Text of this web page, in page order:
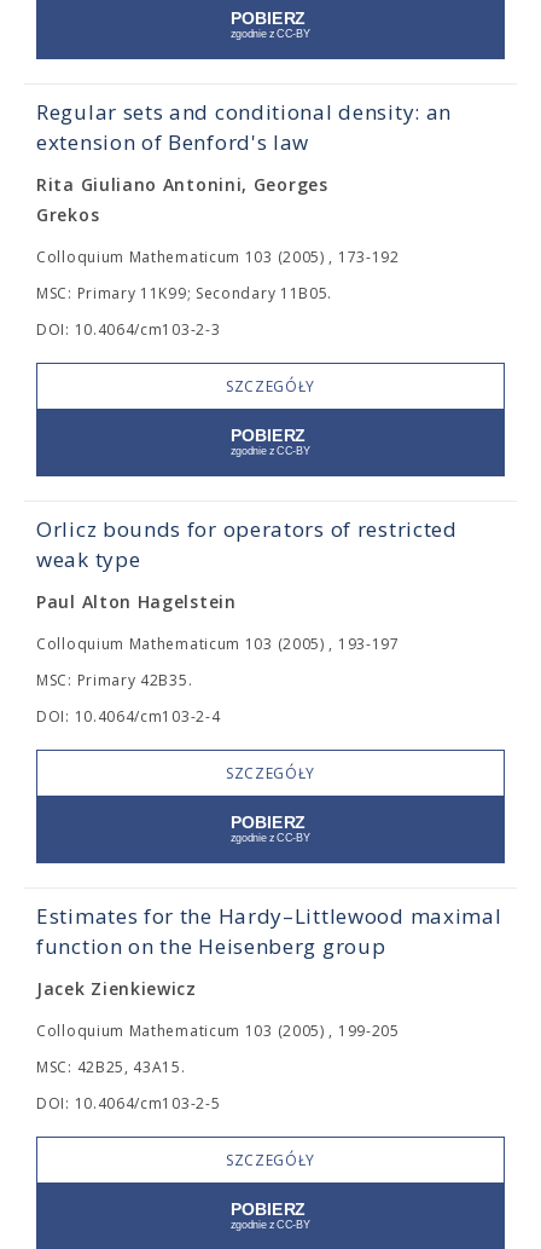
Regular sets and conditional density: an
extension of Benford's law
Rita Giuliano Antonini, Georges
Grekos
Colloquium Mathematicum 103 (2005) , 173-192
MSC: Primary 11K99; Secondary 11B05.
DOI: 10.4064/cm103-2-3
SZCZEGÓŁY
Orlicz bounds for operators of restricted
weak type
Paul Alton Hagelstein
Colloquium Mathematicum 103 (2005) , 193-197
MSC: Primary 42B35.
DOI: 10.4064/cm103-2-4
SZCZEGÓŁY
Estimates for the Hardy–Littlewood maximal
function on the Heisenberg group
Jacek Zienkiewicz
Colloquium Mathematicum 103 (2005) , 199-205
MSC: 42B25, 43A15.
DOI: 10.4064/cm103-2-5
SZCZEGÓŁY